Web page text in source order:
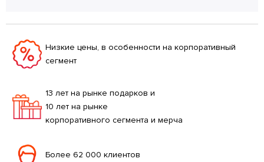
Низкие цены, в особенности на корпоративный
сегмент
13 лет на рынке подарков и
10 лет на рынке
корпоративного сегмента и мерча
Более 62 000 клиентов